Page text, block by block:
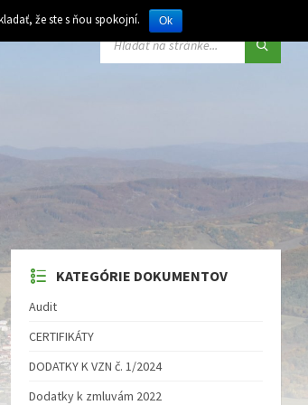
VYHĽADÁVANIE:
KATEGÓRIE DOKUMENTOV
Audit
CERTIFIKÁTY
DODATKY K VZN č. 1/2024
Dodatky k zmluvám 2022
že ste s ňou spokojní. Ok